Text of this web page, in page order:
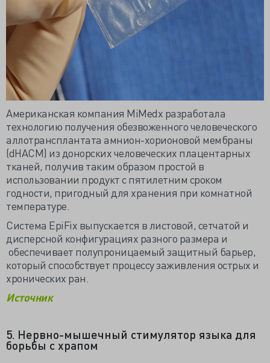
Американская компания MiMedx разработала
технологию получения обезвоженного человеческого
аллотрансплантата амнион-хорионовой мембраны
(dHACM) из донорских человеческих плацентарных
тканей, получив таким образом простой в
использовании продукт с пятилетним сроком
годности, пригодный для хранения при комнатной
температуре.
Система EpiFix выпускается в листовой, сетчатой и
дисперсной конфигурациях разного размера и
обеспечивает полупроницаемый защитный барьер,
который способствует процессу заживления острых и
хронических ран.
Источник
5. Нервно-мышечный стимулятор языка для
борьбы с храпом